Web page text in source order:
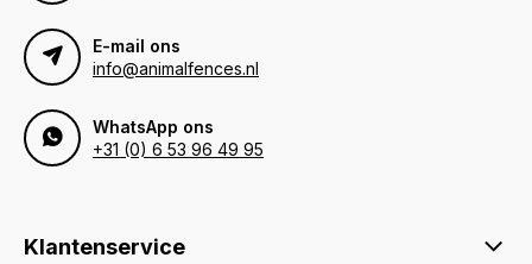
E-mail ons
info@animalfences.nl
WhatsApp ons
+31 (0) 6 53 96 49 95
Klantenservice